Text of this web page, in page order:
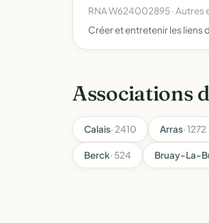
RNA W624002895 · Autres
Créer et entretenir les liens
Associations
Calais· 2410 Arras· 1272
Berck· 524 Bruay-La-